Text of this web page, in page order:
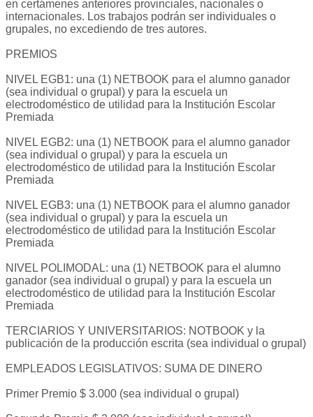
en certámenes anteriores provinciales, nacionales o
internacionales. Los trabajos podrán ser individuales o
grupales, no excediendo de tres autores.
PREMIOS
NIVEL EGB1: una (1) NETBOOK para el alumno ganador
(sea individual o grupal) y para la escuela un
electrodoméstico de utilidad para la Institución Escolar
Premiada
NIVEL EGB2: una (1) NETBOOK para el alumno ganador
(sea individual o grupal) y para la escuela un
electrodoméstico de utilidad para la Institución Escolar
Premiada
NIVEL EGB3: una (1) NETBOOK para el alumno ganador
(sea individual o grupal) y para la escuela un
electrodoméstico de utilidad para la Institución Escolar
Premiada
NIVEL POLIMODAL: una (1) NETBOOK para el alumno
ganador (sea individual o grupal) y para la escuela un
electrodoméstico de utilidad para la Institución Escolar
Premiada
TERCIARIOS Y UNIVERSITARIOS: NOTBOOK y la
publicación de la producción escrita (sea individual o grupal)
EMPLEADOS LEGISLATIVOS: SUMA DE DINERO
Primer Premio $ 3.000 (sea individual o grupal)